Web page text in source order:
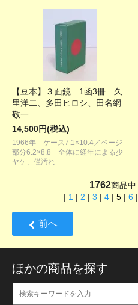
【豆本】３面鏡 1函3冊 久
里洋二、多田ヒロシ、田名網
敬一
14,500円(税込)
1966年 ケース7.1×10.4／ページ
部分6.2×8.8 全体に経年による少
ヤケ、僅汚れ
1762商品中
| 1 | 2 | 3 | 4 | 5 | 6 |
前へ
ほかの商品を探す